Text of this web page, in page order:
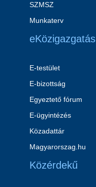
SZMSZ
Munkaterv
eKözigazgatás
E-testület
E-bizottság
Egyeztető fórum
E-ügyintézés
Közadattár
Magyarorszag.hu
Közérdekű